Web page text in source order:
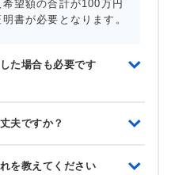
望額の合計が100万円
書が必要となります。
た場合も必要です
夫ですか？
を教えてください